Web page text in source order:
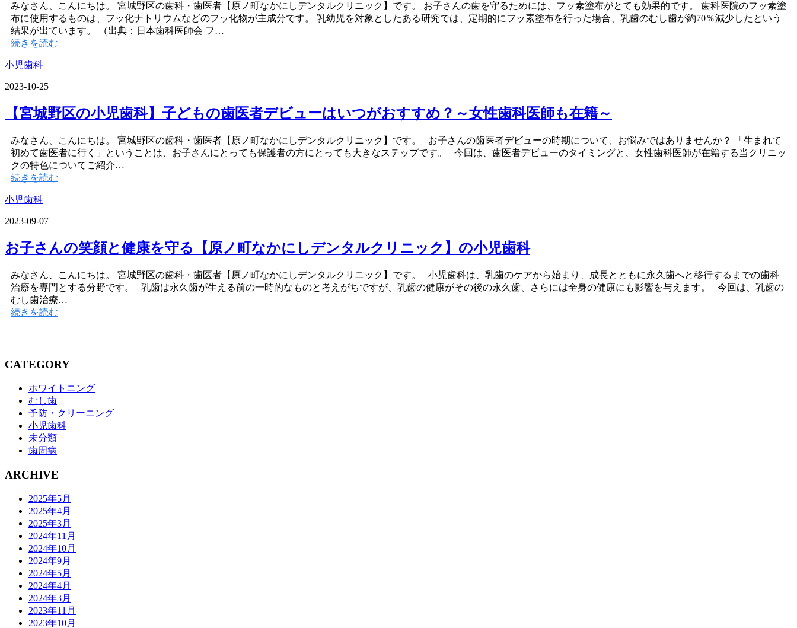
みなさん、こんにちは。 宮城野区の歯科・歯医者【原ノ町なかにしデンタルクリニック】です。 お子さんの歯を守るためには、フッ素塗布がとても効果的です。 歯科医院のフッ素塗
布に使用するものは、フッ化ナトリウムなどのフッ化物が主成分です。 乳幼児を対象としたある研究では、定期的にフッ素塗布を行った場合、乳歯のむし歯が約70％減少したという
結果が出ています。 （出典：日本歯科医師会 フ…
続きを読む
小児歯科
2023-10-25
【宮城野区の小児歯科】子どもの歯医者デビューはいつがおすすめ？～女性歯科医師も在籍～
みなさん、こんにちは。 宮城野区の歯科・歯医者【原ノ町なかにしデンタルクリニック】です。 お子さんの歯医者デビューの時期について、お悩みではありませんか？ 「生まれて
初めて歯医者に行く」ということは、お子さんにとっても保護者の方にとっても大きなステップです。 今回は、歯医者デビューのタイミングと、女性歯科医師が在籍する当クリニッ
クの特色についてご紹介…
続きを読む
小児歯科
2023-09-07
お子さんの笑顔と健康を守る【原ノ町なかにしデンタルクリニック】の小児歯科
みなさん、こんにちは。 宮城野区の歯科・歯医者【原ノ町なかにしデンタルクリニック】です。 小児歯科は、乳歯のケアから始まり、成長とともに永久歯へと移行するまでの歯科
治療を専門とする分野です。 乳歯は永久歯が生える前の一時的なものと考えがちですが、乳歯の健康がその後の永久歯、さらには全身の健康にも影響を与えます。 今回は、乳歯の
むし歯治療…
続きを読む
CATEGORY
ホワイトニング
むし歯
予防・クリーニング
小児歯科
未分類
歯周病
ARCHIVE
2025年5月
2025年4月
2025年3月
2024年11月
2024年10月
2024年9月
2024年5月
2024年4月
2024年3月
2023年11月
2023年10月